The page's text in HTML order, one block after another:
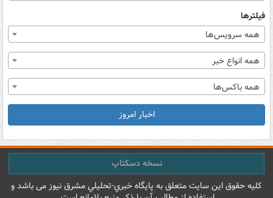
فیلترها
همه سرویس‌ها
همه انواع خبر
همه باکس‌ها
اخبار امروز
نسخه دسکتاپ
کليه حقوق اين سايت متعلق به پایگاه خبري-تحليلي مشرق نيوز می باشد و